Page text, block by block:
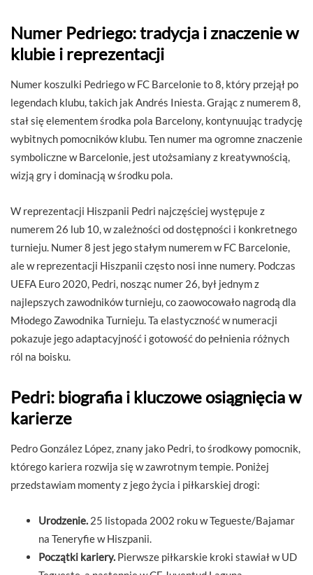
Numer Pedriego: tradycja i znaczenie w
klubie i reprezentacji
Numer koszulki Pedriego w FC Barcelonie to 8, który przejął po
legendach klubu, takich jak Andrés Iniesta. Grając z numerem 8,
stał się elementem środka pola Barcelony, kontynuując tradycję
wybitnych pomocników klubu. Ten numer ma ogromne znaczenie
symboliczne w Barcelonie, jest utożsamiany z kreatywnością,
wizją gry i dominacją w środku pola.
W reprezentacji Hiszpanii Pedri najczęściej występuje z
numerem 26 lub 10, w zależności od dostępności i konkretnego
turnieju. Numer 8 jest jego stałym numerem w FC Barcelonie,
ale w reprezentacji Hiszpanii często nosi inne numery. Podczas
UEFA Euro 2020, Pedri, nosząc numer 26, był jednym z
najlepszych zawodników turnieju, co zaowocowało nagrodą dla
Młodego Zawodnika Turnieju. Ta elastyczność w numeracji
pokazuje jego adaptacyjność i gotowość do pełnienia różnych
ról na boisku.
Pedri: biografia i kluczowe osiągnięcia w
karierze
Pedro González López, znany jako Pedri, to środkowy pomocnik,
którego kariera rozwija się w zawrotnym tempie. Poniżej
przedstawiam momenty z jego życia i piłkarskiej drogi:
Urodzenie. 25 listopada 2002 roku w Tegueste/Bajamar
na Teneryfie w Hiszpanii.
Początki kariery. Pierwsze piłkarskie kroki stawiał w UD